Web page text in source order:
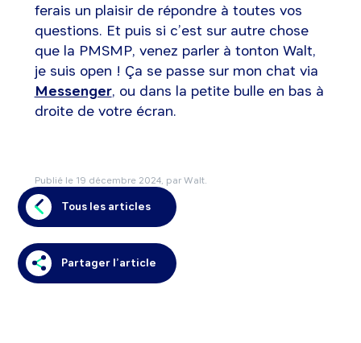
Tous les articles
Partager l’article
ferais un plaisir de répondre à toutes vos
questions. Et puis si c’est sur autre chose
que la PMSMP, venez parler à tonton Walt,
je suis open ! Ça se passe sur mon chat via
Messenger, ou dans la petite bulle en bas à
droite de votre écran.
Publié le 19 décembre 2024, par Walt.